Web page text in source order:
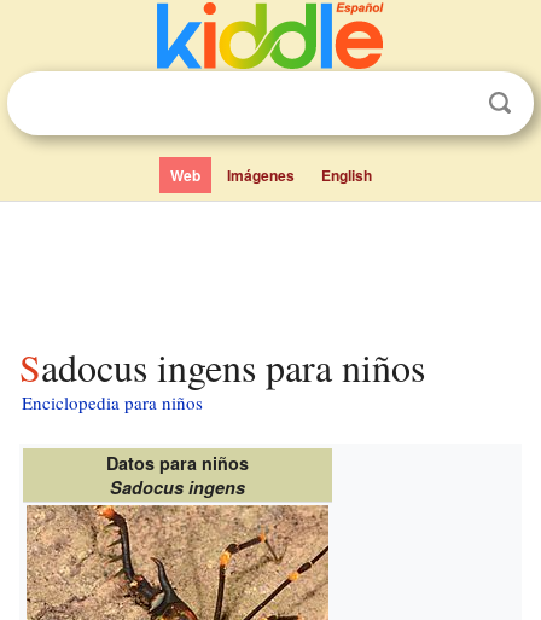
Web Imágenes English
Sadocus ingens para niños
Enciclopedia para niños
Datos para niños
Sadocus ingens